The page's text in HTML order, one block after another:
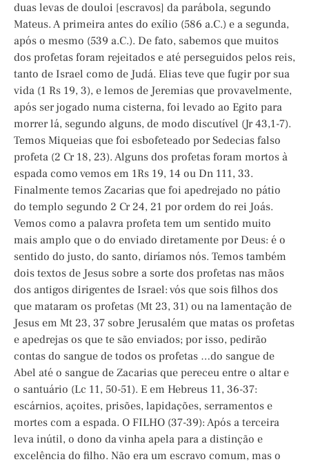
duas levas de douloi [escravos] da parábola, segundo
Mateus. A primeira antes do exílio (586 a.C.) e a segunda,
após o mesmo (539 a.C.). De fato, sabemos que muitos
dos profetas foram rejeitados e até perseguidos pelos reis,
tanto de Israel como de Judá. Elias teve que fugir por sua
vida (1 Rs 19, 3), e lemos de Jeremias que provavelmente,
após ser jogado numa cisterna, foi levado ao Egito para
morrer lá, segundo alguns, de modo discutível (Jr 43,1-7).
Temos Miqueias que foi esbofeteado por Sedecias falso
profeta (2 Cr 18, 23). Alguns dos profetas foram mortos à
espada como vemos em 1Rs 19, 14 ou Dn 111, 33.
Finalmente temos Zacarias que foi apedrejado no pátio
do templo segundo 2 Cr 24, 21 por ordem do rei Joás.
Vemos como a palavra profeta tem um sentido muito
mais amplo que o do enviado diretamente por Deus: é o
sentido do justo, do santo, diríamos nós. Temos também
dois textos de Jesus sobre a sorte dos profetas nas mãos
dos antigos dirigentes de Israel: vós que sois filhos dos
que mataram os profetas (Mt 23, 31) ou na lamentação de
Jesus em Mt 23, 37 sobre Jerusalém que matas os profetas
e apedrejas os que te são enviados; por isso, pedirão
contas do sangue de todos os profetas …do sangue de
Abel até o sangue de Zacarias que pereceu entre o altar e
o santuário (Lc 11, 50-51). E em Hebreus 11, 36-37:
escárnios, açoites, prisões, lapidações, serramentos e
mortes com a espada. O FILHO (37-39): Após a terceira
leva inútil, o dono da vinha apela para a distinção e
excelência do filho. Não era um escravo comum, mas o